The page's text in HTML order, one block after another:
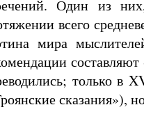
Один из
всего
мира
только в
сказания»),